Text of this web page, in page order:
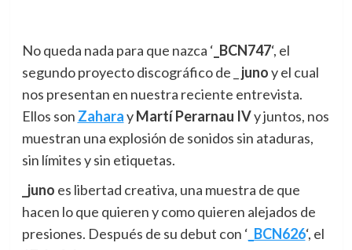
No queda nada para que nazca ‘ _BCN747‘, el
segundo proyecto discográfico de _ junoy el cual
nos presentan en nuestra reciente entrevista.
Ellos son ZaharayMartí Perarnau IVy juntos, nos
muestran una explosión de sonidos sin ataduras,
sin límites y sin etiquetas.
_juno es libertad creativa, una muestra de que
hacen lo que quieren y como quieren alejados de
presiones. Después de su debut con ‘ _BCN626‘, el